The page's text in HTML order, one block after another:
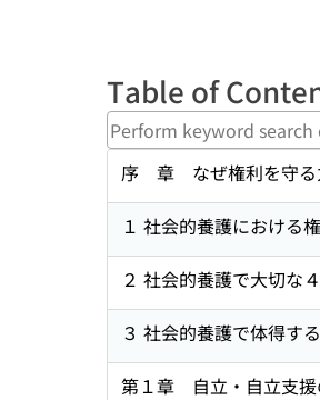
Table of
序 章 なぜ権利を守る
１ 社会的養護における
２ 社会的養護で大切な
３ 社会的養護で体得す
第１章 自立・自立支